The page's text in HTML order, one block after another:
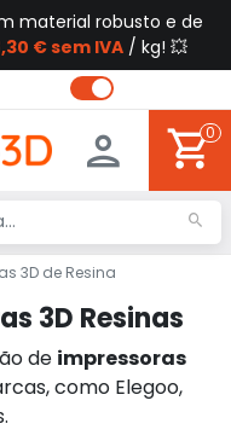
material robusto e de
€ sem IVA/ kg! 💥
0
3D de Resina
3D Resinas
de impressoras
como Elegoo,